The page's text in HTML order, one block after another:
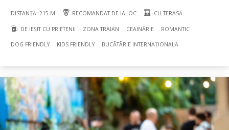
DISTANȚĂ: 215 M RECOMANDAT DE IALOC CU TERASĂ
DE IEȘIT CU PRIETENII ZONA TRAIAN CEAINĂRIE ROMANTIC
DOG FRIENDLY KIDS FRIENDLY BUCÃTÃRIE INTERNAȚIONALĂ